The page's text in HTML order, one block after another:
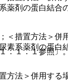
薬剤の蛋白結合
措置方法＞併
素系薬剤の蛋白
法＞併用する
．１．１参照〕